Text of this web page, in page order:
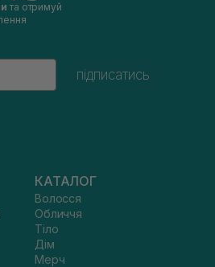
та отримуй
підписатись
КАТАЛОГ
Волосся
Обличчя
Тіло
Дім
Мерч